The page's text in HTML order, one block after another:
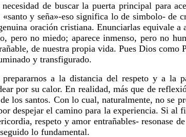
de buscar la puerta principal para
y seña»-eso significa lo de simbolo- de
oración cristiana. Enunciarlas equivale
pero no miedo; aparece inmenso, pero no
de nuestra propia vida. Pues Dios
y transfigurado.
a la distancia del respeto y a la
por su calor. En realidad, más que de
los santos. Con lo cual, naturalmente, no se
despejar el camino para la experiencia. Si
respeto y amor entrañables- resonase
lo fundamental.